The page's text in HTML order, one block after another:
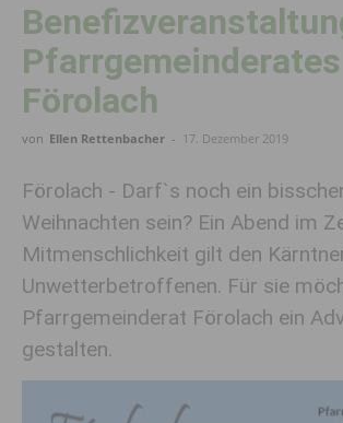
Pfarrgemeinderates
Förolach
von Ellen Rettenbacher - 17. Dezember 2019
Förolach - Darf`s noch ein
Weihnachten sein? Ein Abend im
Mitmenschlichkeit gilt den
Unwetterbetroffenen. Für sie
Pfarrgemeinderat Förolach ein
gestalten.